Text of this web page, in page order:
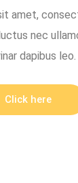
amet,
nec
dapibus leo.
Click here